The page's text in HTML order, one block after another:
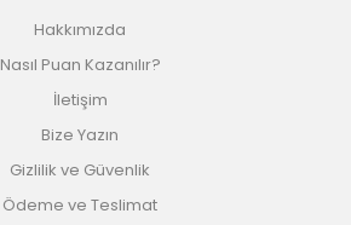
Hakkımızda
Nasıl Puan Kazanılır?
İletişim
Bize Yazın
Gizlilik ve Güvenlik
Ödeme ve Teslimat